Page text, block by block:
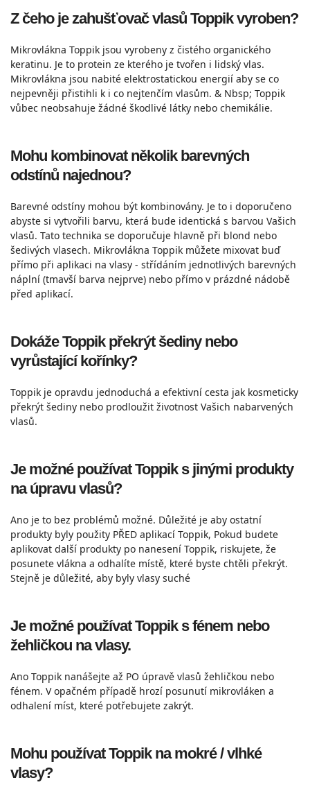
Z čeho je zahušťovač vlasů Toppik vyroben?
Mikrovlákna Toppik jsou vyrobeny z čistého organického
keratinu. Je to protein ze kterého je tvořen i lidský vlas.
Mikrovlákna jsou nabité elektrostatickou energií aby se co
nejpevněji přistihli k i co nejtenčím vlasům. & Nbsp; Toppik
vůbec neobsahuje žádné škodlivé látky nebo chemikálie.
Mohu kombinovat několik barevných
odstínů najednou?
Barevné odstíny mohou být kombinovány. Je to i doporučeno
abyste si vytvořili barvu, která bude identická s barvou Vašich
vlasů. Tato technika se doporučuje hlavně při blond nebo
šedivých vlasech. Mikrovlákna Toppik můžete mixovat buď
přímo při aplikaci na vlasy - střídáním jednotlivých barevných
náplní (tmavší barva nejprve) nebo přímo v prázdné nádobě
před aplikací.
Dokáže Toppik překrýt šediny nebo
vyrůstající kořínky?
Toppik je opravdu jednoduchá a efektivní cesta jak kosmeticky
překrýt šediny nebo prodloužit životnost Vašich nabarvených
vlasů.
Je možné používat Toppik s jinými produkty
na úpravu vlasů?
Ano je to bez problémů možné. Důležité je aby ostatní
produkty byly použity PŘED aplikací Toppik, Pokud budete
aplikovat další produkty po nanesení Toppik, riskujete, že
posunete vlákna a odhalíte místě, které byste chtěli překrýt.
Stejně je důležité, aby byly vlasy suché
Je možné používat Toppik s fénem nebo
žehličkou na vlasy.
Ano Toppik nanášejte až PO úpravě vlasů žehličkou nebo
fénem. V opačném případě hrozí posunutí mikrovláken a
odhalení míst, které potřebujete zakrýt.
Mohu používat Toppik na mokré / vlhké
vlasy?